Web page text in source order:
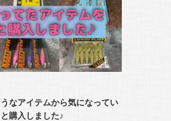
うなアイテムから気になってい
購入しました♪